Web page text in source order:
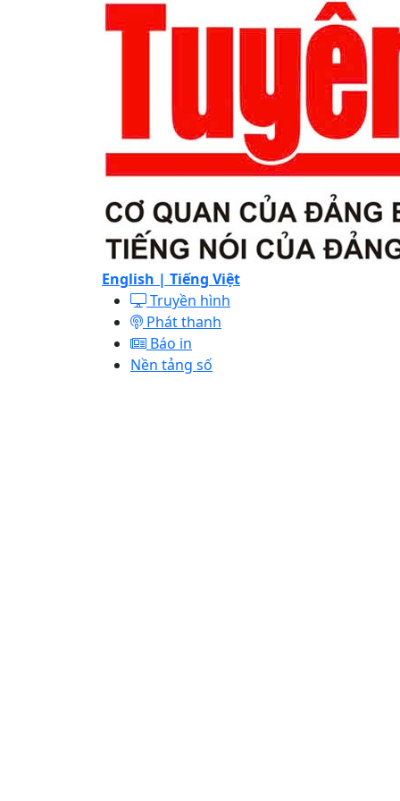
English | Tiếng Việt
Truyền hình
Phát thanh
Báo in
Nền tảng số